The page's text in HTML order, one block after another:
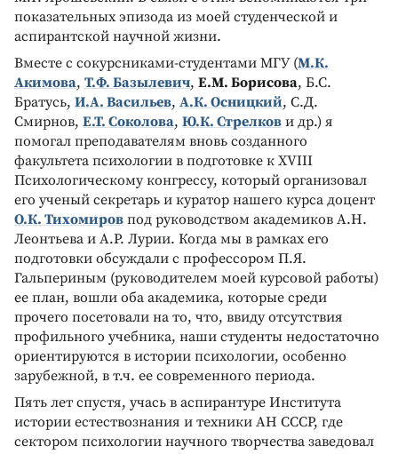
показательных эпизода из моей студенческой и
аспирантской научной жизни.
Вместе с сокурсниками-студентами МГУ (М.К.
Акимова, Т.Ф. Базылевич, Е.М. Борисова, Б.С.
Братусь, И.А. Васильев, А.К. Осницкий, С.Д.
Смирнов, Е.Т. Соколова, Ю.К. Стрелков и др.) я
помогал преподавателям вновь созданного
факультета психологии в подготовке к XVIII
Психологическому конгрессу, который организовал
его ученый секретарь и куратор нашего курса доцент
О.К. Тихомиров под руководством академиков А.Н.
Леонтьева и А.Р. Лурии. Когда мы в рамках его
подготовки обсуждали с профессором П.Я.
Гальпериным (руководителем моей курсовой работы)
ее план, вошли оба академика, которые среди
прочего посетовали на то, что, ввиду отсутствия
профильного учебника, наши студенты недостаточно
ориентируются в истории психологии, особенно
зарубежной, в т.ч. ее современного периода.
Пять лет спустя, учась в аспирантуре Института
истории естествознания и техники АН СССР, где
сектором психологии научного творчества заведовал